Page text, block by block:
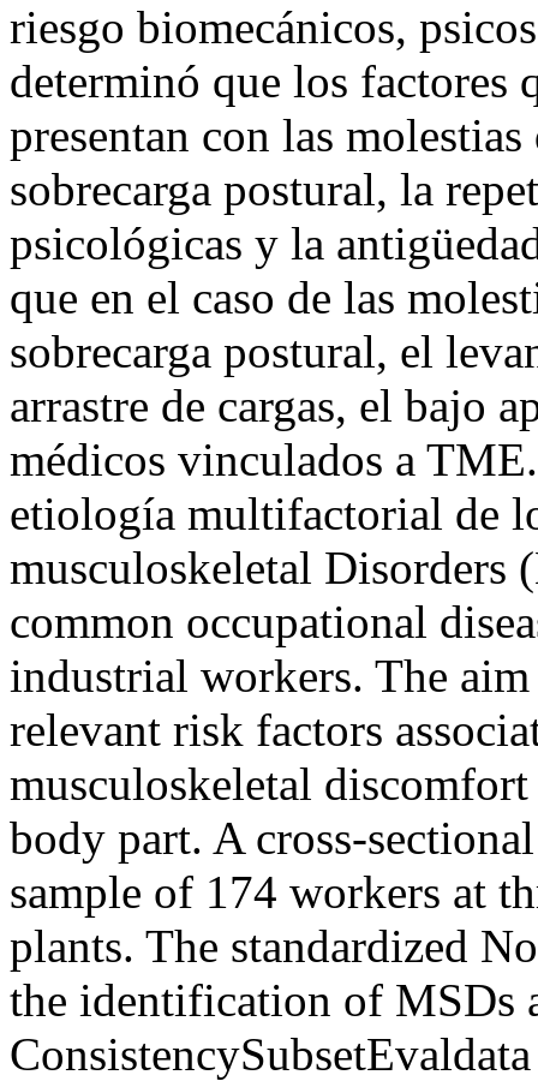
riesgo biomecánicos,
determinó que los factores
presentan con las
sobrecarga postural, la
psicológicas y la
que en el caso de las
sobrecarga postural, el
arrastre de cargas, el bajo
médicos vinculados a
etiología multifactorial de
musculoskeletal Disorders
common occupational
industrial workers. The
relevant risk factors
musculoskeletal
body part. A cross-
sample of 174 workers at
plants. The standardized
the identification of MSDs